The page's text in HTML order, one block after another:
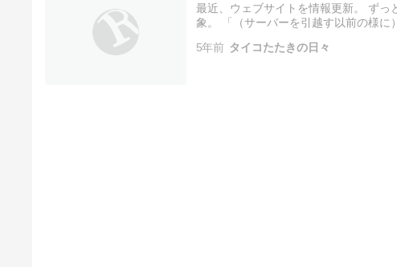
最近、ウェブサイトを情報更新。 ずっ
象。 「（サーバーを引越す以前の様に
5年前 タイコたたきの日々